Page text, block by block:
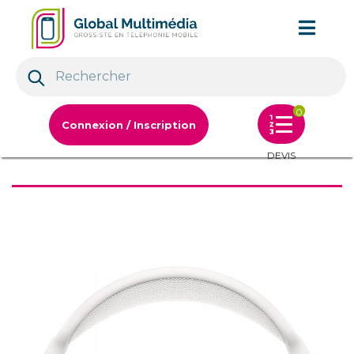
Connexion / Inscription
0
DEVIS